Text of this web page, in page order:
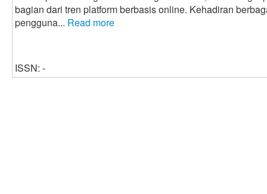
bagian dari tren platform berbasis online. Kehadiran
pengguna... Read more
ISSN: -